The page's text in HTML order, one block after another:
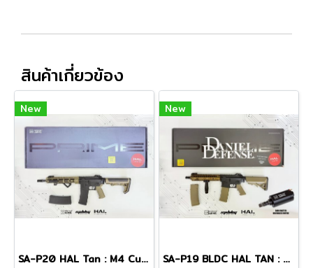
สินค้าเกี่ยวข้อง
New
SA-P20 HAL Tan : M4 Custom - Specna Arms
New
SA-P19 BLDC HAL TAN : MK18 MOD1 - Specna Arms